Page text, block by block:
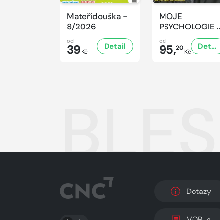
Mateřídouška -
8/2026
od
39 Kč
Detail
MOJE
PSYCHOLOGIE
8/2026
od
95,20Kč
Detail
PŘEPNOUT SVĚTLÝ/TMAVÝ REŽIM
Dotazy